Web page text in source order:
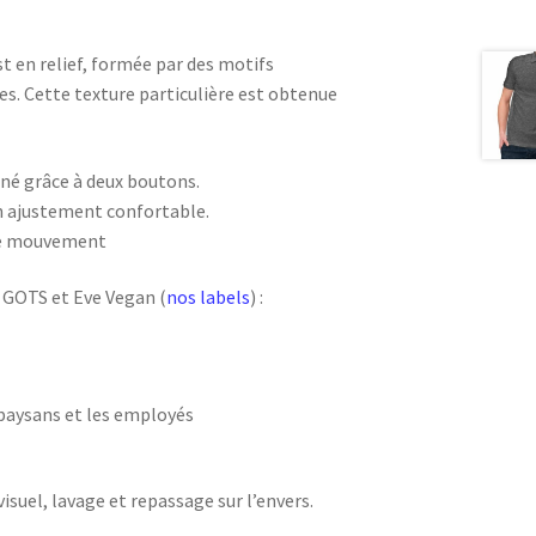
en relief, formée par des motifs
Cette texture particulière est obtenue
grâce à deux boutons.
ajustement confortable.
mouvement
et Eve Vegan (nos labels) :
et les employés
lavage et repassage sur l’envers.